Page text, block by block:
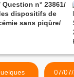
Question n° 23861/
dispositifs de
sans piqûre/
07/